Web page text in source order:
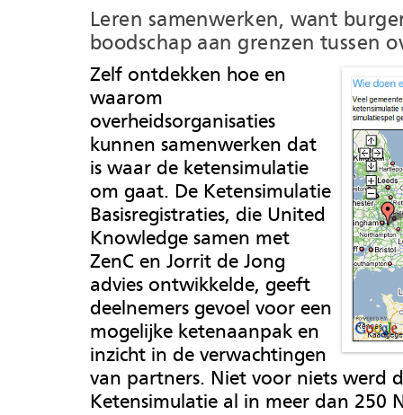
Leren samenwerken, want
boodschap aan grenzen tussen
Zelf ontdekken hoe en
waarom
overheidsorganisaties
kunnen samenwerken dat
is waar de ketensimulatie
om gaat. De Ketensimulatie
Basisregistraties, die United
Knowledge samen met
ZenC en Jorrit de Jong
advies ontwikkelde, geeft
deelnemers gevoel voor een
mogelijke ketenaanpak en
inzicht in de verwachtingen
van partners. Niet voor niets werd
Ketensimulatie al in meer dan 250